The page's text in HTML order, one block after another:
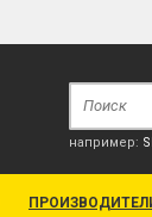
например: